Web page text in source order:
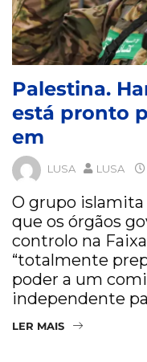
Palestina.
está pronto
em
LUSA LUSA
O grupo
que os órgãos
controlo na
“totalmente
poder a um
independente
LER MAIS